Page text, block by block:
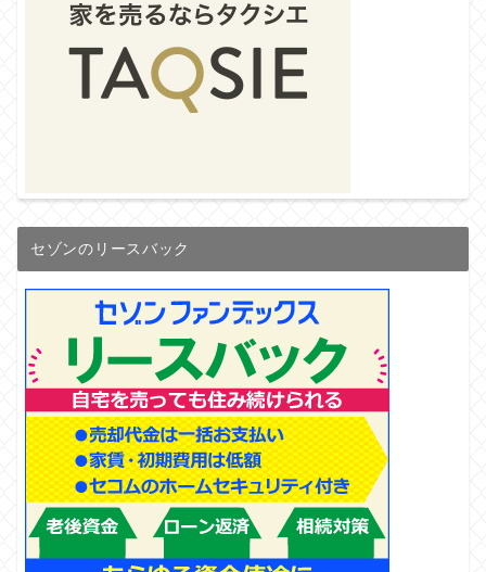
セゾンのリースバック